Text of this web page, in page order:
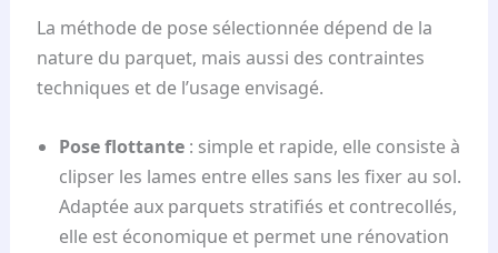
La méthode de pose sélectionnée dépend de la
nature du parquet, mais aussi des contraintes
techniques et de l’usage envisagé.
Pose flottante: simple et rapide, elle consiste à
clipser les lames entre elles sans les fixer au sol.
Adaptée aux parquets stratifiés et contrecollés,
elle est économique et permet une rénovation